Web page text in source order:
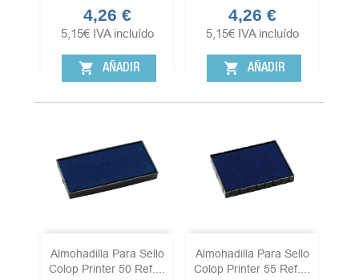
Precio
4,26 €
5,15€ IVA incluído
shopping_cart AÑADIR
Precio
4,26 €
5,15€ IVA incluído
shopping_cart AÑADIR
Almohadilla Para Sello
Colop Printer 50 Ref....
Almohadilla Para Sello
Colop Printer 55 Ref....